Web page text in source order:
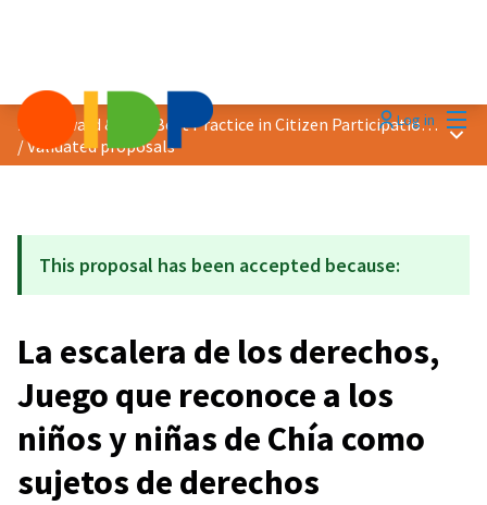
Log in
2020 Award &quot;Best Practice in Citizen Participation&quot;
/Validated proposals
Main
This proposal has been accepted because:
La escalera de los derechos,
Juego que reconoce a los
niños y niñas de Chía como
sujetos de derechos